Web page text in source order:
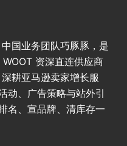
国业务团队巧豚豚，是
资深直连供应商
耕亚马逊卖家增长服
动、广告策略与站外引
名、宣品牌、清库存一